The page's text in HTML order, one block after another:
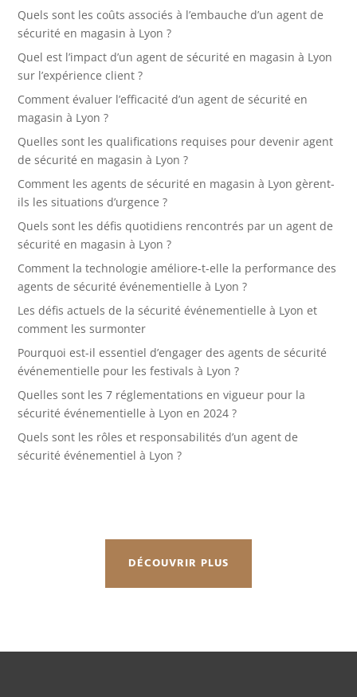
Quels sont les coûts associés à l’embauche d’un agent de
sécurité en magasin à Lyon ?
Quel est l’impact d’un agent de sécurité en magasin à Lyon
sur l’expérience client ?
Comment évaluer l’efficacité d’un agent de sécurité en
magasin à Lyon ?
Quelles sont les qualifications requises pour devenir agent
de sécurité en magasin à Lyon ?
Comment les agents de sécurité en magasin à Lyon gèrent-
ils les situations d’urgence ?
Quels sont les défis quotidiens rencontrés par un agent de
sécurité en magasin à Lyon ?
Comment la technologie améliore-t-elle la performance des
agents de sécurité événementielle à Lyon ?
Les défis actuels de la sécurité événementielle à Lyon et
comment les surmonter
Pourquoi est-il essentiel d’engager des agents de sécurité
événementielle pour les festivals à Lyon ?
Quelles sont les 7 réglementations en vigueur pour la
sécurité événementielle à Lyon en 2024 ?
Quels sont les rôles et responsabilités d’un agent de
sécurité événementiel à Lyon ?
DÉCOUVRIR PLUS